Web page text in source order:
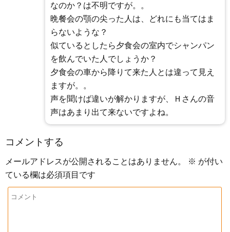
なのか？は不明ですが。。
晩餐会の顎の尖った人は、どれにも当てはま
らないような？
似ているとしたら夕食会の室内でシャンパン
を飲んでいた人でしょうか？
夕食会の車から降りて来た人とは違って見え
ますが。。
声を聞けば違いが解かりますが、Ｈさんの音
声はあまり出て来ないですよね。
コメントする
メールアドレスが公開されることはありません。 ※ が付い
ている欄は必須項目です